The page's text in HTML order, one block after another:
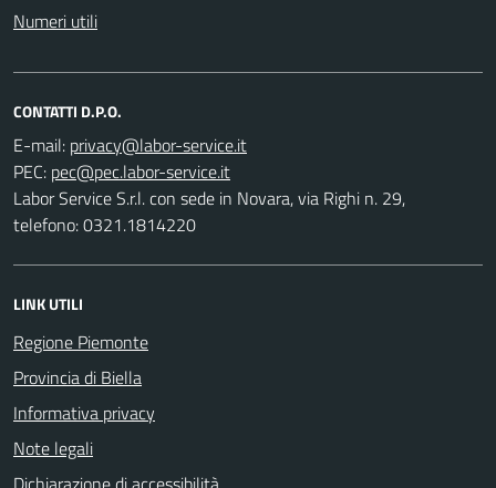
Numeri utili
CONTATTI D.P.O.
E-mail:
PEC:
Labor Service S.r.l. con sede in Novara, via Righi n. 29,
telefono: 0321.1814220
LINK UTILI
Regione Piemonte
Provincia di Biella
Informativa privacy
Note legali